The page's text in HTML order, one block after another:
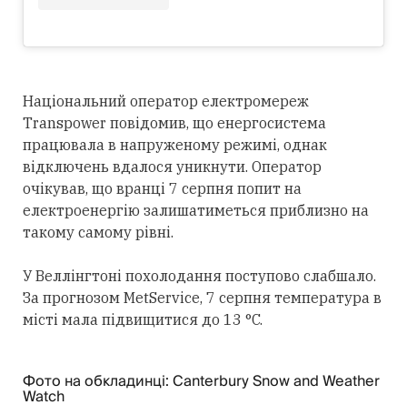
Національний оператор електромереж
Transpower повідомив, що енергосистема
працювала в напруженому режимі, однак
відключень вдалося уникнути. Оператор
очікував, що вранці 7 серпня попит на
електроенергію залишатиметься приблизно на
такому самому рівні.
У Веллінгтоні похолодання поступово слабшало.
За прогнозом MetService, 7 серпня температура в
місті мала підвищитися до 13 °C.
Фото на обкладинці: Canterbury Snow and Weather
Watch